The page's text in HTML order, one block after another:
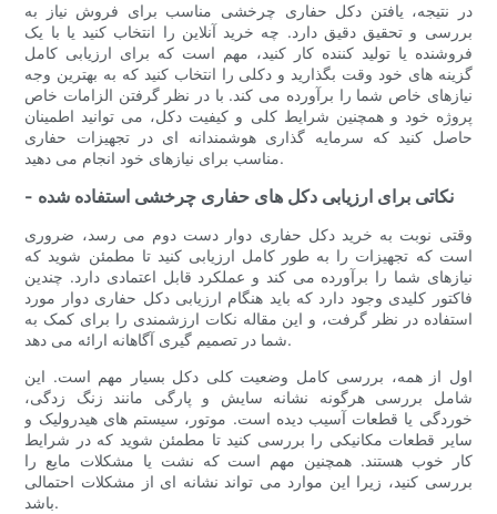
در نتیجه، یافتن دکل حفاری چرخشی مناسب برای فروش نیاز به
بررسی و تحقیق دقیق دارد. چه خرید آنلاین را انتخاب کنید یا با یک
فروشنده یا تولید کننده کار کنید، مهم است که برای ارزیابی کامل
گزینه های خود وقت بگذارید و دکلی را انتخاب کنید که به بهترین وجه
نیازهای خاص شما را برآورده می کند. با در نظر گرفتن الزامات خاص
پروژه خود و همچنین شرایط کلی و کیفیت دکل، می توانید اطمینان
حاصل کنید که سرمایه گذاری هوشمندانه ای در تجهیزات حفاری
مناسب برای نیازهای خود انجام می دهید.
- نکاتی برای ارزیابی دکل های حفاری چرخشی استفاده شده
وقتی نوبت به خرید دکل حفاری دوار دست دوم می رسد، ضروری
است که تجهیزات را به طور کامل ارزیابی کنید تا مطمئن شوید که
نیازهای شما را برآورده می کند و عملکرد قابل اعتمادی دارد. چندین
فاکتور کلیدی وجود دارد که باید هنگام ارزیابی دکل حفاری دوار مورد
استفاده در نظر گرفت، و این مقاله نکات ارزشمندی را برای کمک به
شما در تصمیم گیری آگاهانه ارائه می دهد.
اول از همه، بررسی کامل وضعیت کلی دکل بسیار مهم است. این
شامل بررسی هرگونه نشانه سایش و پارگی مانند زنگ زدگی،
خوردگی یا قطعات آسیب دیده است. موتور، سیستم های هیدرولیک و
سایر قطعات مکانیکی را بررسی کنید تا مطمئن شوید که در شرایط
کار خوب هستند. همچنین مهم است که نشت یا مشکلات مایع را
بررسی کنید، زیرا این موارد می تواند نشانه ای از مشکلات احتمالی
باشد.